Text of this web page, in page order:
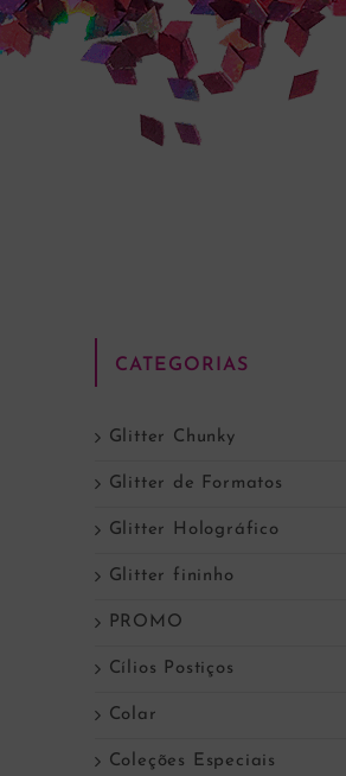
CATEGORIAS
Glitter Chunky
Glitter de Formatos
Glitter Holográfico
Glitter fininho
PROMO
Cílios Postiços
Colar
Coleções Especiais